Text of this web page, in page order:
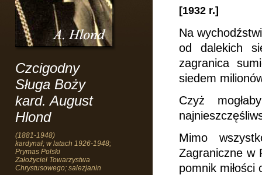
Czcigodny
Sługa Boży
kard. August
Hlond
(1881-1948)
kardynał; w latach 1926-1948;
Prymas Polski
Założyciel Towarzystwa
Chrystusowego; salezjanin
[1932 r.]
Na
od dalekich
zagranica
siedem
Czyż
Mimo
Zagraniczne w
pomnik